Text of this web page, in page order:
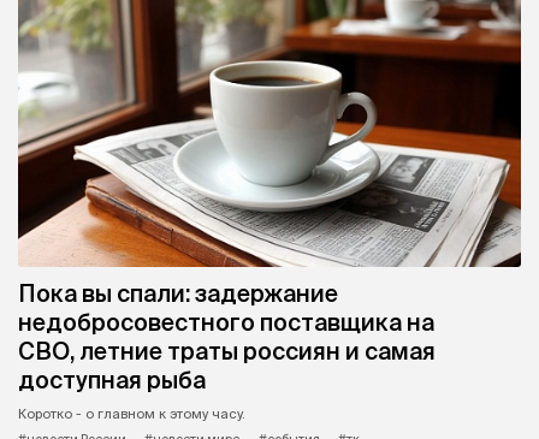
Пока вы спали: задержание
недобросовестного поставщика на
СВО, летние траты россиян и самая
доступная рыба
Коротко - о главном к этому часу.